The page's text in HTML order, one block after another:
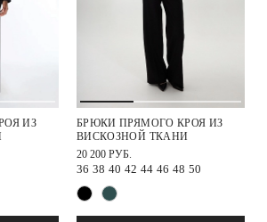
ИЗ
БРЮКИ ПРЯМОГО КРОЯ ИЗ
ВИСКОЗНОЙ ТКАНИ
20 200 РУБ.
36 38 40 42 44 46 48 50